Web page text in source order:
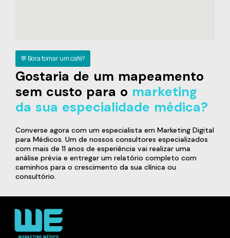
💬 Bora tomar um café?
Gostaria de um mapeamento
sem custo para o marketing
da sua especialidade médica?
Converse agora com um especialista em Marketing Digital
para Médicos. Um de nossos consultores especializados
com mais de 11 anos de esperiência vai realizar uma
análise prévia e entregar um relatório completo com
caminhos para o crescimento da sua clínica ou
consultório.